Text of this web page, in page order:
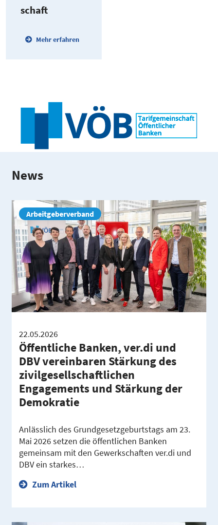
schaft
Mehr erfahren
News
Arbeitgeberverband
22.05.2026
Öffentliche Banken, ver.di und
DBV vereinbaren Stärkung des
zivilgesellschaftlichen
Engagements und Stärkung der
Demokratie
Anlässlich des Grundgesetzgeburtstags am 23.
Mai 2026 setzen die öffentlichen Banken
gemeinsam mit den Gewerkschaften ver.di und
DBV ein starkes…
Zum Artikel